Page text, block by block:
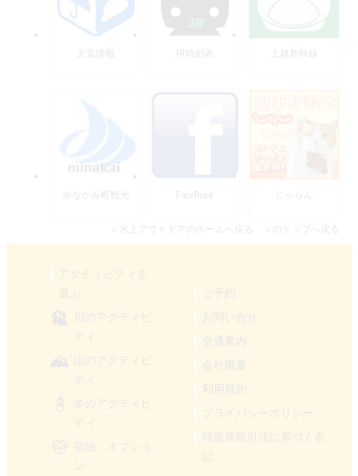
天気情報 JR時刻表
みなかみ町観光 FaceBook じゃらん
＞水上アウトドアのホームへ戻る ＞のトップへ戻る
アクティビティを
選ぶ
川のアクティビ
ティ
山のアクティビ
ティ
冬のアクティビ
ティ
宿泊・オプショ
ン
ご予約
お問い合せ
交通案内
会社概要
利用規約
プライバシーポリシー
特定商取引法に基づく表